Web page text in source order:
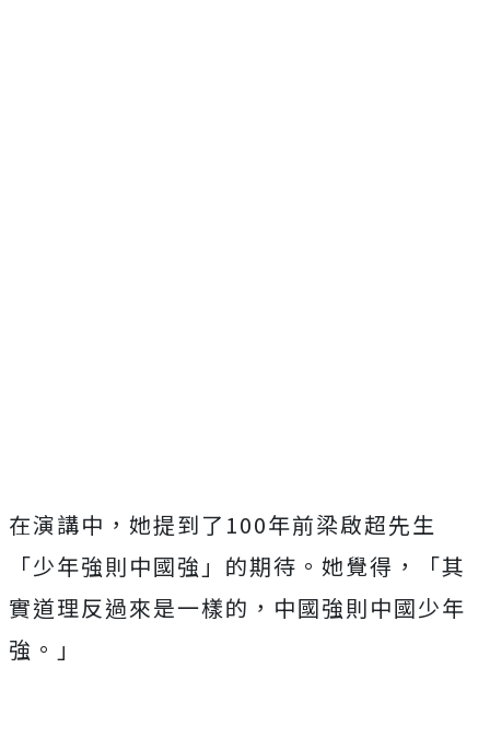
在演講中，她提到了100年前梁啟超先生
「少年強則中國強」的期待。她覺得，「其
實道理反過來是一樣的，中國強則中國少年
強。」